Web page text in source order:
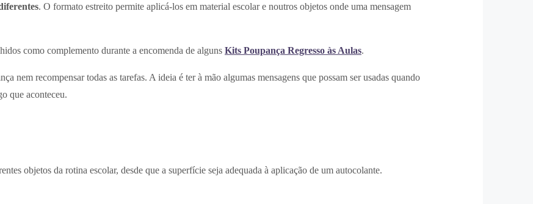
. O formato estreito permite aplicá-los em material escolar e noutros objetos onde uma mensagem
como complemento durante a encomenda de alguns Kits Poupança Regresso às Aulas.
nem recompensar todas as tarefas. A ideia é ter à mão algumas mensagens que possam ser usadas quando
que aconteceu.
objetos da rotina escolar, desde que a superfície seja adequada à aplicação de um autocolante.